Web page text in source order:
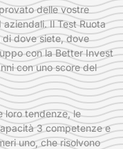
delle vostre
Il Test Ruota
dove siete, dove
con la Better Invest
con uno score del
loro tendenze, le
3 competenze e
uno, che risolvono